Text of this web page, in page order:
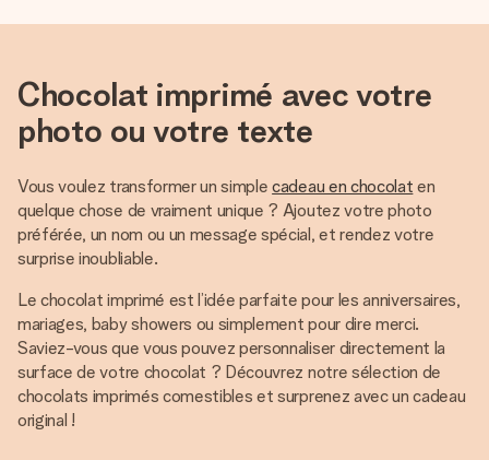
Chocolat imprimé avec votre
photo ou votre texte
Vous voulez transformer un simplecadeau en chocolat en
quelque chose de vraiment unique ? Ajoutez votre photo
préférée, un nom ou un message spécial, et rendez votre
surprise inoubliable.
Le chocolat imprimé est l’idée parfaite pour les anniversaires,
mariages, baby showers ou simplement pour dire merci.
Saviez-vous que vous pouvez personnaliser directement la
surface de votre chocolat ? Découvrez notre sélection de
chocolats imprimés comestibles et surprenez avec un cadeau
original !